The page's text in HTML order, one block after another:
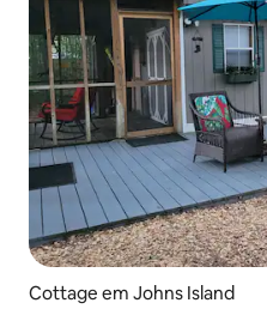
Cottage em Johns Island